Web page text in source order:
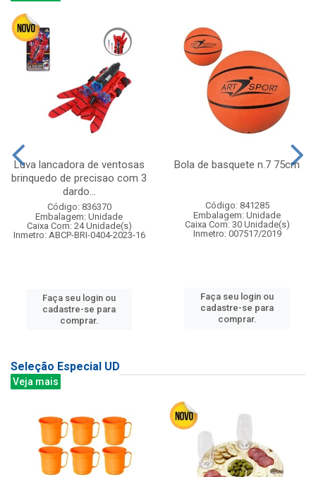
Luva lancadora de ventosas
brinquedo de precisao com 3
dardo...
Código: 836370
Embalagem: Unidade
Caixa Com: 24 Unidade(s)
Inmetro: ABCP-BRI-0404-2023-16
Faça seu login ou
cadastre-se para
comprar.
Bola de basquete n.7 75cm
Código: 841285
Embalagem: Unidade
Caixa Com: 30 Unidade(s)
Inmetro: 007517/2019
Faça seu login ou
cadastre-se para
comprar.
Seleção Especial UD
Veja mais